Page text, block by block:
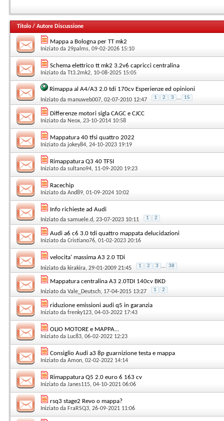
Titolo / Autore Discussione
Mappa a Bologna per TT mk2
Iniziato da 29palms, 09-02-2026 15:10
Schema elettrico tt mk2 3.2v6 capricci centralina
Iniziato da Tt3.2mk2, 10-08-2025 15:05
Rimappa al A4/A3 2.0 tdi 170cv Esperienze ed opinioni
Iniziato da manuweb007, 02-07-2010 12:47 1 2 3 ... 15
Differenze motori sigla CAGC e CJCC
Iniziato da Neox, 23-10-2014 10:58
Mappatura 40 tfsi quattro 2022
Iniziato da jokey84, 24-10-2023 19:19
Rimappatura Q3 40 TFSI
Iniziato da sultano94, 11-09-2020 19:23
Racechip
Iniziato da And89, 01-09-2024 10:02
Info richieste ad Audi
Iniziato da samuele.d, 23-07-2023 10:11 1 2
Audi a6 c6 3.0 tdi quattro mappata delucidazioni
Iniziato da Cristiano76, 01-02-2023 20:16
velocita' massima A3 2.0 TDi
Iniziato da kirakira, 29-01-2009 21:45 1 2 3 ... 38
Mappatura centralina A3 2.0TDI 140cv BKD
Iniziato da Vale_Deutsch, 17-04-2015 13:27 1 2
riduzione emissioni audi q5 in garanzia
Iniziato da frenky123, 04-03-2022 17:43
OLIO MOTORE e MAPPA...
Iniziato da Luc83, 06-02-2022 12:23
Consiglio Audi a3 8p guarnizione testa e mappa
Iniziato da Amon, 02-02-2022 14:14
Rimappatura Q5 2.0 euro 6 163 cv
Iniziato da Janes115, 04-10-2021 06:06
rsq3 stage2 Revo o mappa?
Iniziato da FraRSQ3, 26-09-2021 11:06